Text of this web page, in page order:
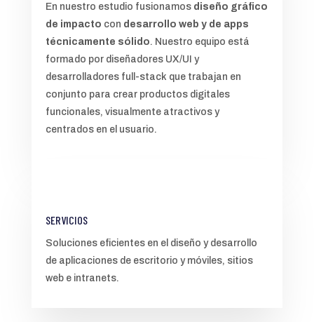
En nuestro estudio fusionamos diseño gráfico
de impacto con desarrollo web y de apps
técnicamente sólido. Nuestro equipo está
formado por diseñadores UX/UI y
desarrolladores full-stack que trabajan en
conjunto para crear productos digitales
funcionales, visualmente atractivos y
centrados en el usuario.
SERVICIOS
Soluciones eficientes en el diseño y desarrollo
de aplicaciones de escritorio y móviles, sitios
web e intranets.